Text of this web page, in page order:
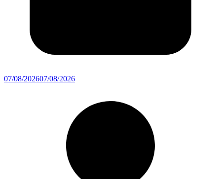
07/08/202607/08/2026